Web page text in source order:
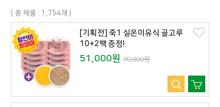
( 총 제품 : 1,754개 )
[기획전] 죽1 실온이유식 골고루
10+2팩 증정!
51,000원70,000원